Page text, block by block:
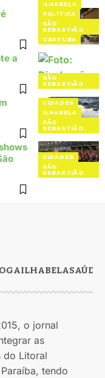
ILHABELA
POLÍTICA
SÃO
SEBASTIÃO
UBATUBA
SÃO
SEBASTIÃO
a
CIDADES
ILHABELA
SÃO
SEBASTIÃO
CIDADES
SÃO
SEBASTIÃO
ILHABELASAÚDE
o jornal
as
do Litoral
tendo